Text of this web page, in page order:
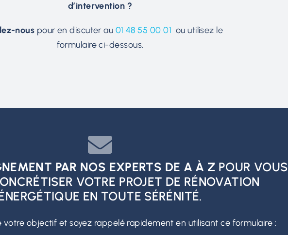
d’intervention ?
nous pour en discuter au 01 48 55 00 01 ou utilisez le
formulaire ci-dessous.
PAR NOS EXPERTS DE A À Z POUR VOUS
VOTRE PROJET DE RÉNOVATION
EN TOUTE SÉRÉNITÉ.
votre objectif et soyez rappelé rapidement en utilisant ce formulaire :